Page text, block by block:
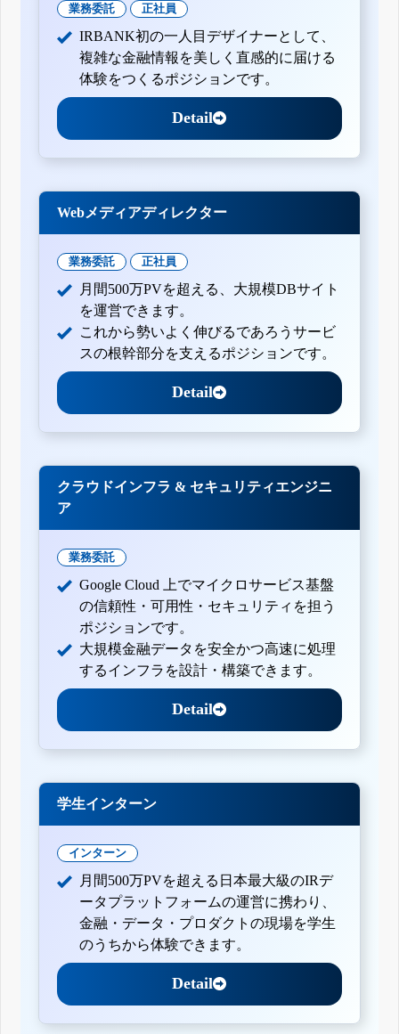
業務委託 正社員
IRBANK初の一人目デザイナーとして、
複雑な金融情報を美しく直感的に届ける
体験をつくるポジションです。
Detail
Webメディアディレクター
業務委託 正社員
月間500万PVを超える、大規模DBサイト
を運営できます。
これから勢いよく伸びるであろうサービ
スの根幹部分を支えるポジションです。
Detail
クラウドインフラ & セキュリティエンジニ
ア
業務委託
Google Cloud 上でマイクロサービス基盤
の信頼性・可用性・セキュリティを担う
ポジションです。
大規模金融データを安全かつ高速に処理
するインフラを設計・構築できます。
Detail
学生インターン
インターン
月間500万PVを超える日本最大級のIRデ
ータプラットフォームの運営に携わり、
金融・データ・プロダクトの現場を学生
のうちから体験できます。
Detail